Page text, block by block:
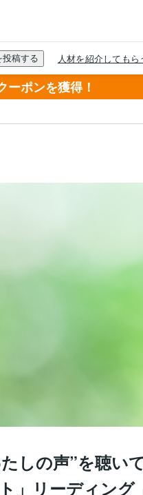
ーポンを獲得！
しの声”を聴い
」リーディング